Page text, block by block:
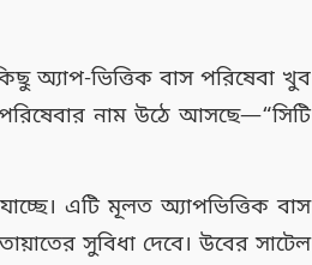
অ্যাপ-ভিত্তিক বাস পরিষেবা খুব
নাম উঠে আসছে—“সিটি
এটি মূলত অ্যাপভিত্তিক বাস
সুবিধা দেবে। উবের সাটেল